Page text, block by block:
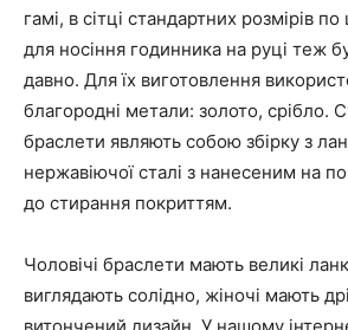
гамі, в сітці стандартних розмірів
для носіння годинника на руці теж
давно. Для їх виготовлення
благородні метали: золото, срібло.
браслети являють собою збірку з
нержавіючої сталі з нанесеним на
до стирання покриттям.
Чоловічі браслети мають великі
виглядають солідно, жіночі мають